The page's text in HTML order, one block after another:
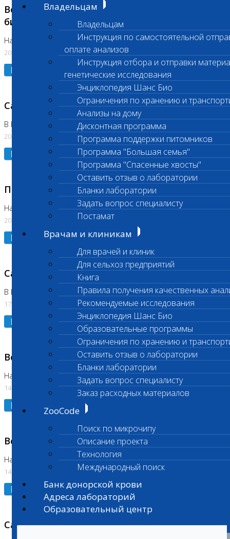
Владельцам
Владельцам
Инструкция по самостоятельной
оплате анализов
Инструкция отбора и отправки
генетические исследования
Энциклопедия Шанс Био
Ограничения по хранению и
Анализы на дому
Дисконтная программа
Программа поддержки питомников
Программа "Большая семья"
Программа "Спасенные хвосты"
Оставить отзыв о лаборатории
Бланки лаборатории
Задать вопрос специалисту
Постамат
Врачам и клиникам
Для врачей и клиник
Для сельхоз предприятий
Книга
Правила получения качественных
Рекомендуемые исследования
Энциклопедия Шанс Био
Образовательные программы
Ограничения по хранению и
Оставить отзыв о лаборатории
Бланки лаборатории
Задать вопрос специалисту
Заказ расходных материалов
ZooCode
Поиск по микрочипу
Описание проекта
Технология
Международный поиск
Банк донорской крови
Адреса лабораторий
Образовательный центр
Возобновлено выполнение срочных
биохимических исследований
На Нагорной
20.07.2026
Подробнее
Санитарный день
В Коломне 20.07.2026
20.07.2026
Подробнее
Приостановлено выполнение исследования
На Нагорной
20.07.2026
Подробнее
Санитарный день
В Бутово
17.07.2026
Подробнее
Возобновлено выполнение исследования
На Нагорной (Код 961, 962)
14.07.2026
Подробнее
Возобновлено выполнение исследования
На Нагорной (Код 157)
14.07.2026
Подробнее
Санитарный день